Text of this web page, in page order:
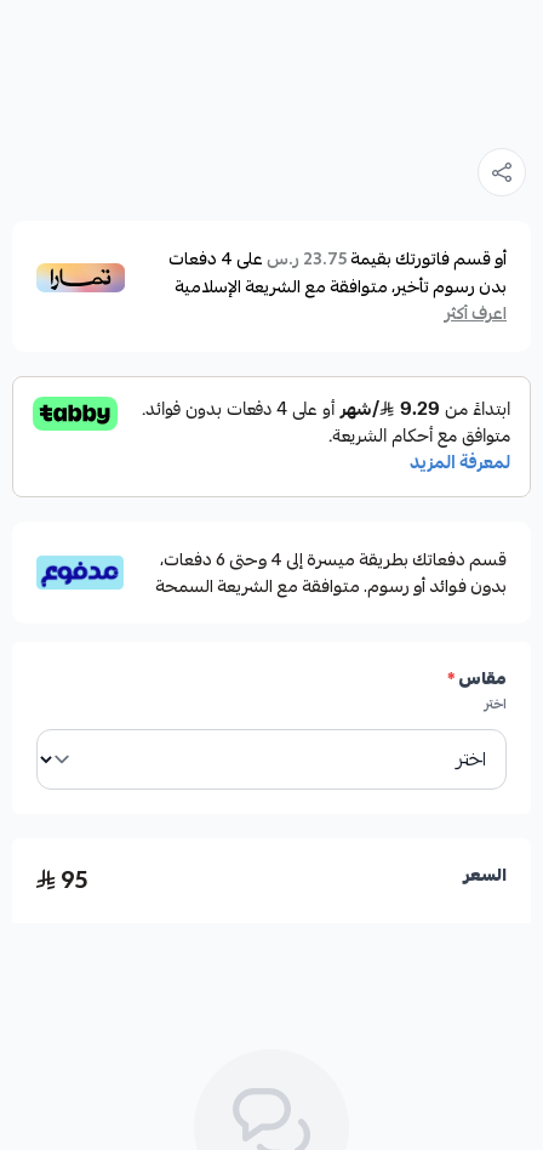
أو قسم فاتورتك بقيمة23.75 ر.س على4دفعات
بدون رسوم تأخير، متوافقة مع الشريعة الإسلامية
اعرف أكثر
قسم دفعاتك بطريقة ميسرة إلى 4 وحتى 6 دفعات،
بدون فوائد أو رسوم. متوافقة مع الشريعة السمحة
مقاس*
اختر
السعر 95